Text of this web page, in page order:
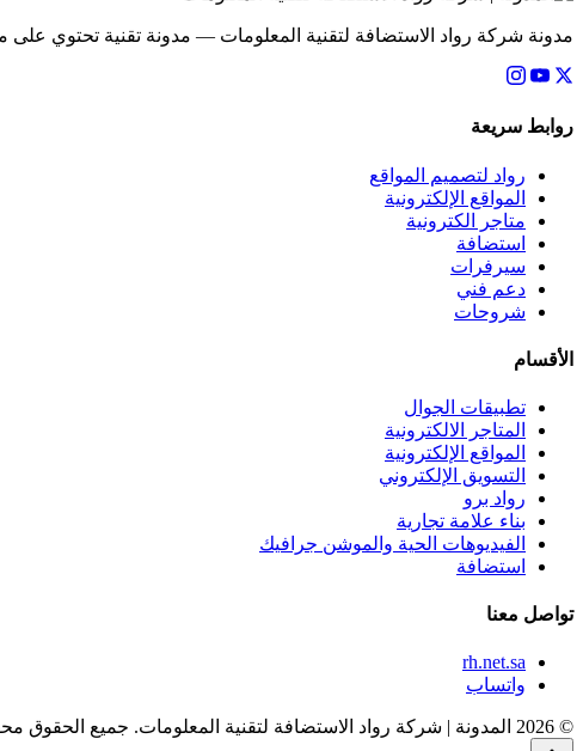
مدونة شركة رواد الاستضافة لتقنية المعلومات — مدونة تقنية تحتوي
روابط سريعة
رواد لتصميم المواقع
المواقع الإلكترونية
متاجر الكترونية
استضافة
سيرفرات
دعم فني
شروحات
الأقسام
تطبيقات الجوال
المتاجر الالكترونية
المواقع الإلكترونية
التسويق الإلكتروني
رواد برو
بناء علامة تجارية
الفيديوهات الحية والموشن جرافيك
استضافة
تواصل معنا
rh.net.sa
واتساب
© 2026 المدونة | شركة رواد الاستضافة لتقنية المعلومات. جميع الحقوق محفوظة